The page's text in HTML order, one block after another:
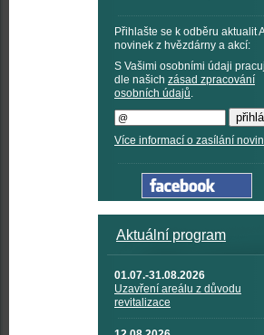
Přihlašte se k odběru aktualit
novinek z hvězdárny a akcí:
S Vašimi osobními údaji
dle našich zásad zpracování
osobních údajů
Více informací o zasílání
Aktuální program
01.07.-31.08.2026
Uzavření areálu z důvodu
revitalizace